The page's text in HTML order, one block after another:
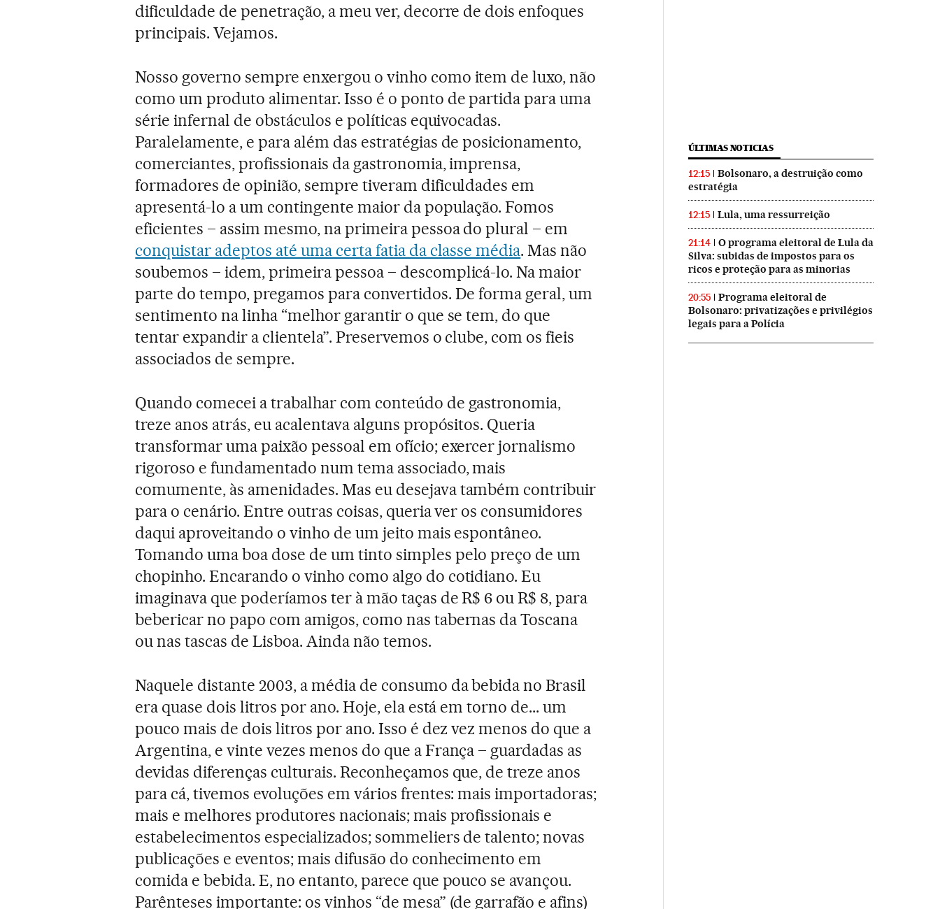
dificuldade de penetração, a meu ver, decorre de dois enfoques
principais. Vejamos.
Nosso governo sempre enxergou o vinho como item de luxo, não
como um produto alimentar. Isso é o ponto de partida para uma
série infernal de obstáculos e políticas equivocadas.
Paralelamente, e para além das estratégias de posicionamento,
comerciantes, profissionais da gastronomia, imprensa,
formadores de opinião, sempre tiveram dificuldades em
apresentá-lo a um contingente maior da população. Fomos
eficientes – assim mesmo, na primeira pessoa do plural – em
conquistar adeptos até uma certa fatia da classe média. Mas não
soubemos – idem, primeira pessoa – descomplicá-lo. Na maior
parte do tempo, pregamos para convertidos. De forma geral, um
sentimento na linha “melhor garantir o que se tem, do que
tentar expandir a clientela”. Preservemos o clube, com os fieis
associados de sempre.
Quando comecei a trabalhar com conteúdo de gastronomia,
treze anos atrás, eu acalentava alguns propósitos. Queria
transformar uma paixão pessoal em ofício; exercer jornalismo
rigoroso e fundamentado num tema associado, mais
comumente, às amenidades. Mas eu desejava também contribuir
para o cenário. Entre outras coisas, queria ver os consumidores
daqui aproveitando o vinho de um jeito mais espontâneo.
Tomando uma boa dose de um tinto simples pelo preço de um
chopinho. Encarando o vinho como algo do cotidiano. Eu
imaginava que poderíamos ter à mão taças de R$ 6 ou R$ 8, para
bebericar no papo com amigos, como nas tabernas da Toscana
ou nas tascas de Lisboa. Ainda não temos.
Naquele distante 2003, a média de consumo da bebida no Brasil
era quase dois litros por ano. Hoje, ela está em torno de... um
pouco mais de dois litros por ano. Isso é dez vez menos do que a
Argentina, e vinte vezes menos do que a França ­– guardadas as
devidas diferenças culturais. Reconheçamos que, de treze anos
para cá, tivemos evoluções em vários frentes: mais importadoras;
mais e melhores produtores nacionais; mais profissionais e
estabelecimentos especializados; sommeliers de talento; novas
publicações e eventos; mais difusão do conhecimento em
comida e bebida. E, no entanto, parece que pouco se avançou.
Parênteses importante: os vinhos “de mesa” (de garrafão e afins)
ÚLTIMAS NOTICIAS
12:15
Bolsonaro, a destruição como
estratégia
12:15 Lula, uma ressurreição
21:14
O programa eleitoral de Lula da
Silva: subidas de impostos para os
ricos e proteção para as minorias
20:55
Programa eleitoral de
Bolsonaro: privatizações e privilégios
legais para a Polícia